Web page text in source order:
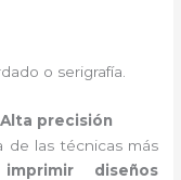
o serigrafía.
precisión
de las técnicas más
imprimir diseños